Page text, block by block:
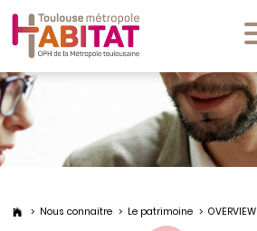
Nous connaitre Le patrimoine OVERVIEW